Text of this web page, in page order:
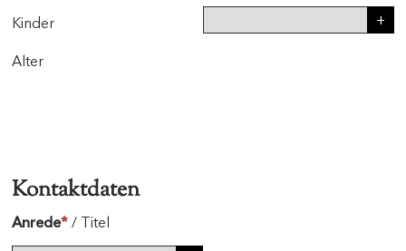
Kinder
Alter
Kontaktdaten
Anrede* / Titel